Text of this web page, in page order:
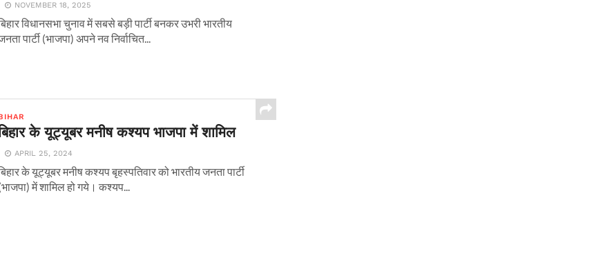
NOVEMBER 18, 2025
विधानसभा चुनाव में सबसे बड़ी पार्टी बनकर उभरी भारतीय
पार्टी (भाजपा) अपने नव निर्वाचित...
के यूट्यूबर मनीष कश्यप भाजपा में शामिल
APRIL 25, 2024
के यूट्यूबर मनीष कश्यप बृहस्पतिवार को भारतीय जनता पार्टी
में शामिल हो गये। कश्यप...